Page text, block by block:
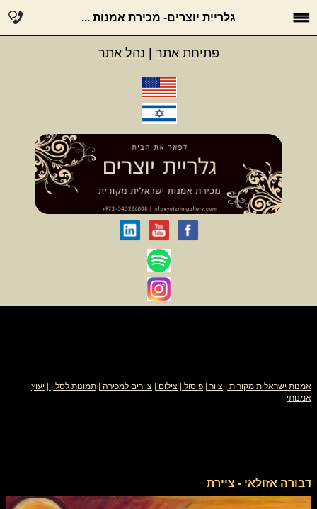
גלריית יוצרים- מכירת אמנות ...
פתיחת אתר נהל אתר
אמנות ישראלית מקורית ציור פיסול צילום ציורים למכירה תמונות לסלון
יעוץ
אמנותי
דבורה אזולאי - ציירת